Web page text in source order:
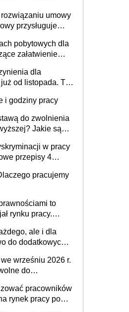
umowy
przysługuje
pobytowych dla
załatwienie
dla
od listopada. To
i godziny pracy
do zwolnienia
Jakie są
w pracy
przepisy 4
pracujemy
to
rynku pracy.
ale bariery po
ale i dla
do dodatkowych
wrześniu 2026 r.
do
pracowników
rynek pracy po